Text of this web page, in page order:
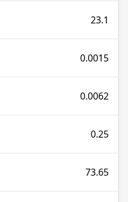
23.1
0.0015
0.0062
0.25
73.65